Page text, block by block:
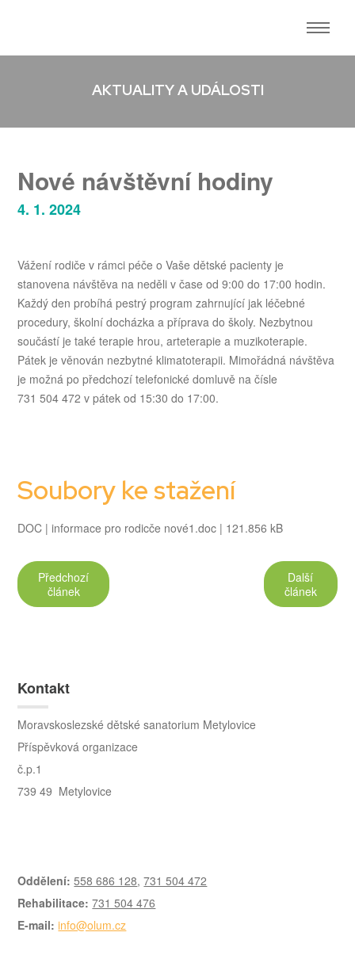
AKTUALITY A UDÁLOSTI
Nové návštěvní hodiny
4. 1. 2024
Vážení rodiče v rámci péče o Vaše dětské pacienty je
stanovena návštěva na neděli v čase od 9:00 do 17:00 hodin.
Každý den probíhá pestrý program zahrnující jak léčebné
procedury, školní docházka a příprava do školy. Nezbytnou
součástí je také terapie hrou, arteterapie a muzikoterapie.
Pátek je věnován nezbytné klimatoterapii. Mimořádná návštěva
je možná po předchozí telefonické domluvě na čísle
731 504 472 v pátek od 15:30 do 17:00.
Soubory ke stažení
DOC |informace pro rodicče nové1.doc | 121.856 kB
Další
článek
Předchozí
článek
Kontakt
Moravskoslezské dětské sanatorium Metylovice
Příspěvková organizace
č.p.1
739 49 Metylovice
Oddělení: 558 686 128,731 504 472
Rehabilitace: 731 504 476
E-mail: info@olum.cz